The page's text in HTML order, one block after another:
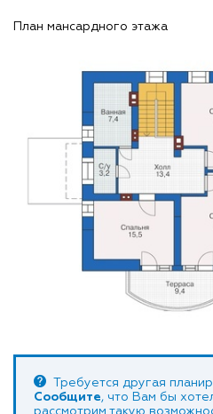
План мансардного этажа
Требуется другая
Сообщите, что Вам бы
рассмотрим такую